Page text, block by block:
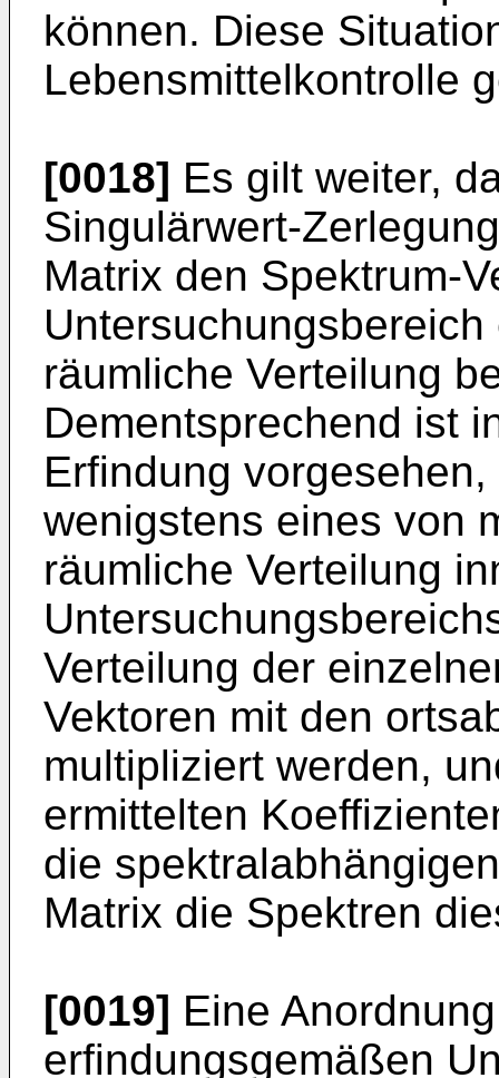
können. Diese
Lebensmittelkontrolle
[0018] Es gilt weiter,
Singulärwert-
Matrix den Spektrum-
räumliche Verteilung
Dementsprechend ist
Erfindung
wenigstens eines von
räumliche Verteilung
Verteilung der
Vektoren mit den
multipliziert werden,
ermittelten
die
Matrix die Spektren
[0019] Eine
erfindungsgemäßen